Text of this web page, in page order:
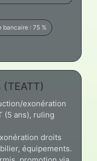
bancaire : 75 %
exonération
(5 ans), ruling
droits
équipements.